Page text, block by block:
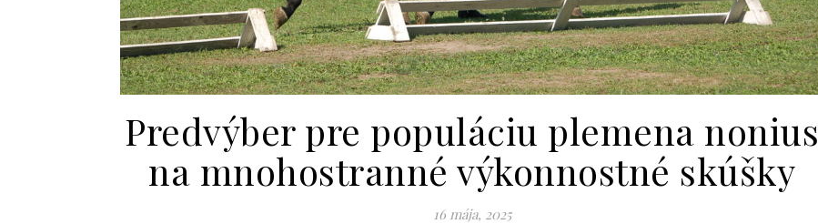
Predvýber pre populáciu plemena nonius
na mnohostranné výkonnostné skúšky
16 mája, 2025